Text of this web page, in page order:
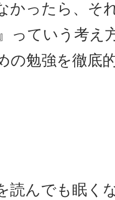
かったら、そ
っていう考え
の勉強を徹底
読んでも眠く